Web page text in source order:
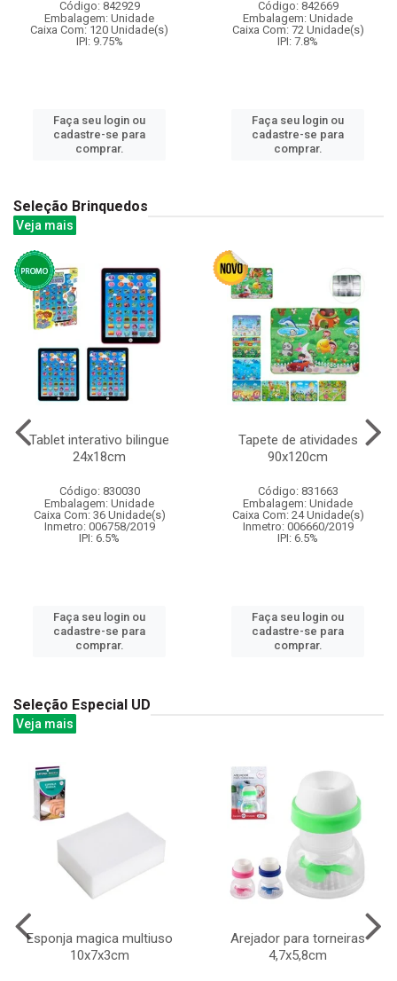
Código: 842929
Embalagem: Unidade
Caixa Com: 120 Unidade(s)
IPI: 9.75%
Faça seu login ou
cadastre-se para
comprar.
Código: 842669
Embalagem: Unidade
Caixa Com: 72 Unidade(s)
IPI: 7.8%
Faça seu login ou
cadastre-se para
comprar.
Seleção Brinquedos
Veja mais
Tablet interativo bilingue
24x18cm
Código: 830030
Embalagem: Unidade
Caixa Com: 36 Unidade(s)
Inmetro: 006758/2019
IPI: 6.5%
Faça seu login ou
cadastre-se para
comprar.
Tapete de atividades
90x120cm
Código: 831663
Embalagem: Unidade
Caixa Com: 24 Unidade(s)
Inmetro: 006660/2019
IPI: 6.5%
Faça seu login ou
cadastre-se para
comprar.
Seleção Especial UD
Veja mais
Esponja magica multiuso
10x7x3cm
Arejador para torneiras
4,7x5,8cm